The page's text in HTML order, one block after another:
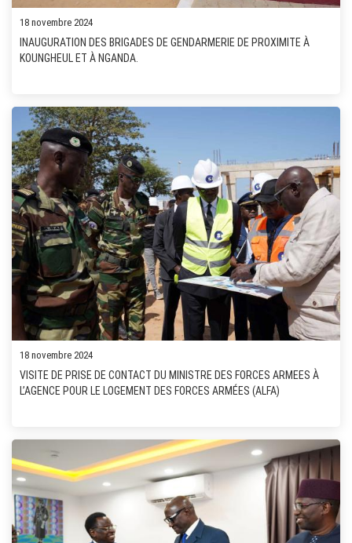
18 novembre 2024
INAUGURATION DES BRIGADES DE GENDARMERIE DE PROXIMITE À
KOUNGHEUL ET À NGANDA.
18 novembre 2024
VISITE DE PRISE DE CONTACT DU MINISTRE DES FORCES ARMEES À
L’AGENCE POUR LE LOGEMENT DES FORCES ARMÉES (ALFA)